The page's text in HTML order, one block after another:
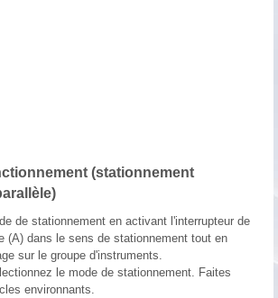
(stationnement
de stationnement en activant l'interrupteur de
(A) dans le sens de stationnement tout en
sur le groupe d'instruments.
le mode de stationnement. Faites
environnants.